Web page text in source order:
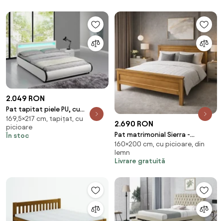
2.049 RON
Pat tapitat piele PU, cu
iluminare LED, telecomanda,
cadru lemn, suport saltea
inclus, 160x200, Alb
169,5×217 cm, tapițat, cu
picioare
În stoc
2.690 RON
Pat matrimonial Sierra -
160x200 cm - din lemn masiv de
brad
160×200 cm, cu picioare, din
lemn
Livrare gratuită